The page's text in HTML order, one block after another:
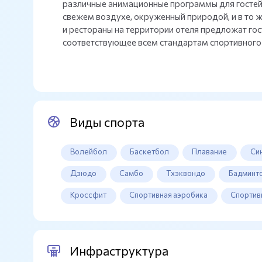
различные анимационные программы для
свежем воздухе, окруженный природой, и в то
и рестораны на территории отеля предложат
соответствующее всем стандартам
Виды спорта
Волейбол Баскетбол Плавание
Дзюдо Самбо Тхэквондо
Кроссфит Спортивная аэробика
Инфраструктура